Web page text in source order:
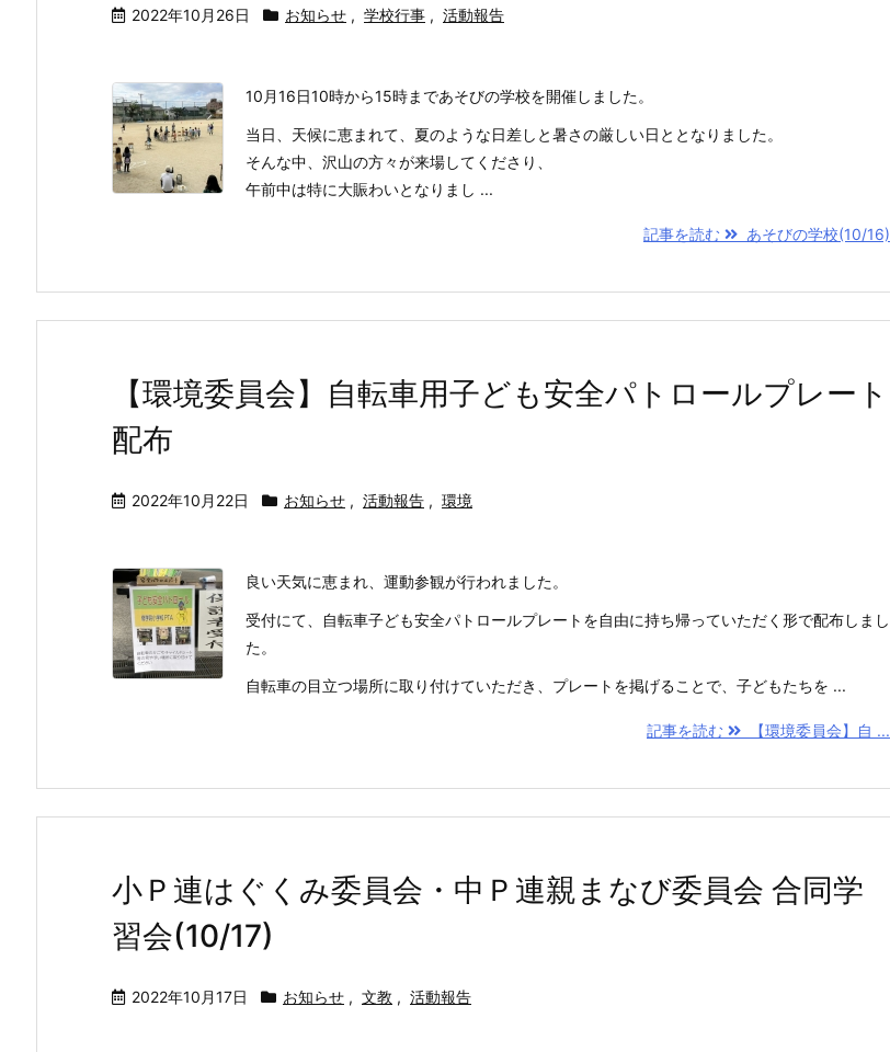
2022年10月26日 お知らせ , 学校行事 , 活動報告
10月16日10時から15時まであそびの学校を開催しました。
当日、天候に恵まれて、夏のような日差しと暑さの厳しい日ととなりました。
そんな中、沢山の方々が来場してくださり、
午前中は特に大賑わいとなりまし ...
記事を読む あそびの学校(10/16)
【環境委員会】自転車用子ども安全パトロールプレート
配布
2022年10月22日 お知らせ , 活動報告 , 環境
良い天気に恵まれ、運動参観が行われました。
受付にて、自転車子ども安全パトロールプレートを自由に持ち帰っていただく形で配布しまし
た。
自転車の目立つ場所に取り付けていただき、プレートを掲げることで、子どもたちを ...
記事を読む 【環境委員会】自 ...
小Ｐ連はぐくみ委員会・中Ｐ連親まなび委員会 合同学
習会(10/17)
2022年10月17日 お知らせ , 文教 , 活動報告